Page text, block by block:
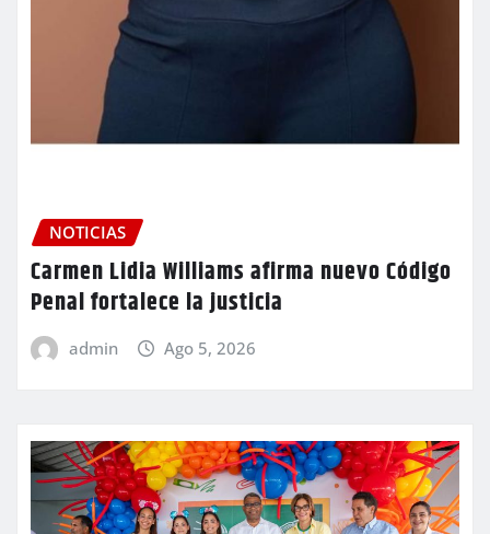
NOTICIAS
Carmen Lidia Williams afirma nuevo Código
Penal fortalece la justicia
admin Ago 5, 2026